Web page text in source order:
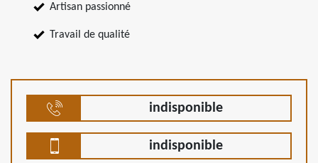
Artisan passionné
Travail de qualité
indisponible
indisponible